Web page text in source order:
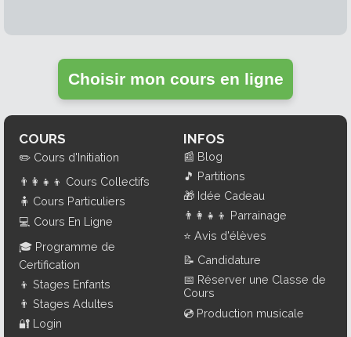
Choisir mon cours en ligne
COURS
✏️ Cours d'Initiation
👨‍👩‍👧‍👦 Cours Collectifs
🧍 Cours Particuliers
💻 Cours En Ligne
🎓 Programme de
Certification
👦 Stages Enfants
👨 Stages Adultes
🔐 Login
INFOS
📰 Blog
🎵 Partitions
🎁 Idée Cadeau
👨‍👩‍👧‍👦 Parrainage
⭐ Avis d'élèves
📝 Candidature
📅 Réserver une Classe de
Cours
💿 Production musicale